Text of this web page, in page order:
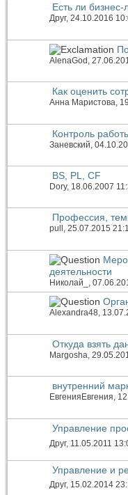
Есть ли
Друг, 24.10.2016
AlenaGod ,
Как оценить
Анна Маристова,
Контроль
Заневский ,
BS, PL, CF
Dory, 18.06.2007
Профессия,
pull , 25.07.2015
деятельности
Николай_ ,
Alexandra48,
Откуда взять
Margosha,
внутренний
ЕвгенияЕвгения,
Управление
Друг, 11.05.2011
Управление и
Друг, 15.02.2014